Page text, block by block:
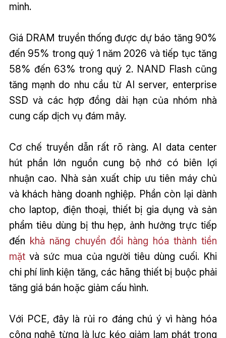
minh.
Giá DRAM truyền thống được dự báo tăng 90%
đến 95% trong quý 1 năm 2026 và tiếp tục tăng
58% đến 63% trong quý 2. NAND Flash cũng
tăng mạnh do nhu cầu từ AI server, enterprise
SSD và các hợp đồng dài hạn của nhóm nhà
cung cấp dịch vụ đám mây.
Cơ chế truyền dẫn rất rõ ràng. AI data center
hút phần lớn nguồn cung bộ nhớ có biên lợi
nhuận cao. Nhà sản xuất chip ưu tiên máy chủ
và khách hàng doanh nghiệp. Phần còn lại dành
cho laptop, điện thoại, thiết bị gia dụng và sản
phẩm tiêu dùng bị thu hẹp, ảnh hưởng trực tiếp
đến khả năng chuyển đổi hàng hóa thành tiền
mặtvà sức mua của người tiêu dùng cuối. Khi
chi phí linh kiện tăng, các hãng thiết bị buộc phải
tăng giá bán hoặc giảm cấu hình.
Với PCE, đây là rủi ro đáng chú ý vì hàng hóa
công nghệ từng là lực kéo giảm lạm phát trong